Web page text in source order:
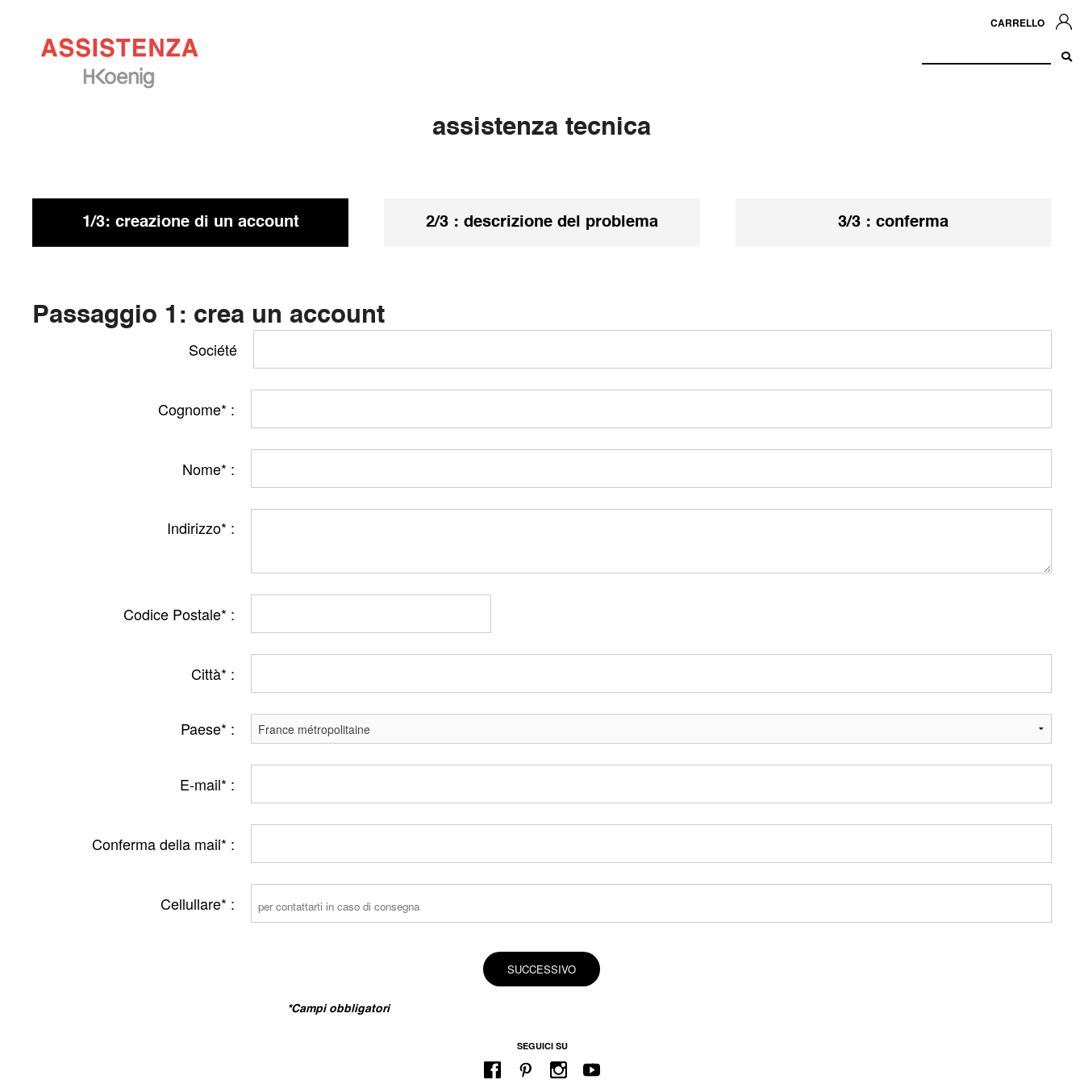
CARRELLO
assistenza tecnica
1/3: creazione di un account 2/3 : descrizione del problema 3/3 : conferma
Passaggio 1: crea un account
Société
Cognome* :
Nome* :
Indirizzo* :
Codice Postale* :
Città* :
Paese* :
E-mail* :
Conferma della mail* :
Cellullare* :
SUCCESSIVO
*Campi obbligatori
SEGUICI SU